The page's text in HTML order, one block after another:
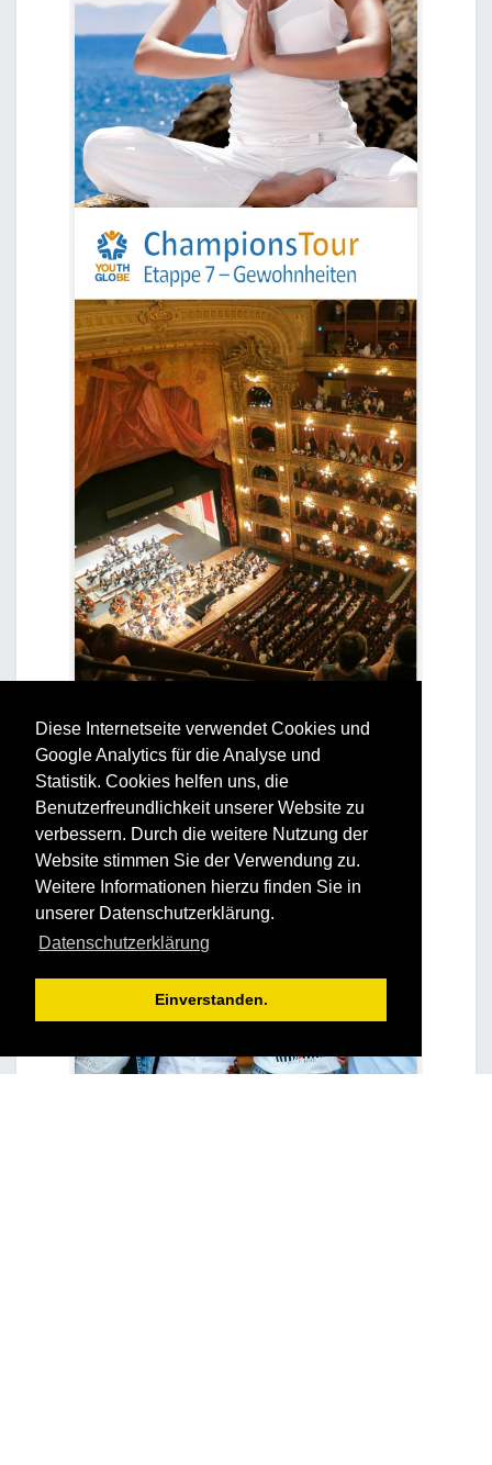
Diese Internetseite verwendet Cookies und
Google Analytics für die Analyse und
Statistik. Cookies helfen uns, die
Benutzerfreundlichkeit unserer Website zu
verbessern. Durch die weitere Nutzung der
Website stimmen Sie der Verwendung zu.
Weitere Informationen hierzu finden Sie in
unserer Datenschutzerklärung.
Datenschutzerklärung
Einverstanden.